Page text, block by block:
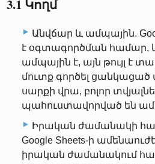
3.1 Կողմ
Անվճար և ամպային.
է օգտագործման համար,
ամպային է, այն թույլ է
մուտք գործել ցանկացած
սարքի վրա, բոլոր
պահուստավորված են
Իրական ժամանակի
Google Sheets-ի
իրական ժամանակում